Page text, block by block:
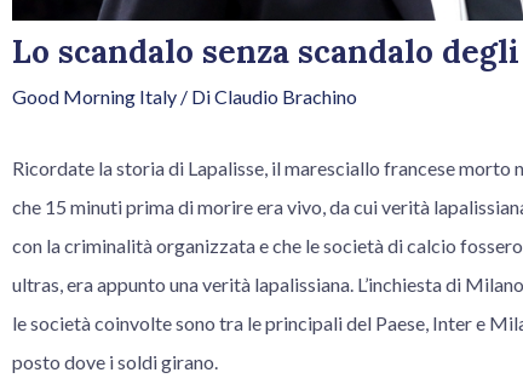
Lo scandalo senza scandalo
Good Morning Italy/ DiClaudio Brachino
Ricordate la storia di Lapalisse, il maresciallo francese morto
che 15 minuti prima di morire era vivo, da cui verità
con la criminalità organizzata e che le società di calcio
ultras, era appunto una verità lapalissiana. L’inchiesta di
le società coinvolte sono tra le principali del Paese, Inter e
posto dove i soldi girano.